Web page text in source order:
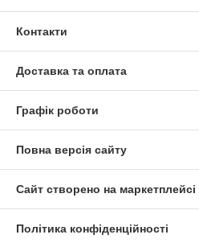
Контакти
Доставка та оплата
Графік роботи
Повна версія сайту
Сайт створено на маркетплейсі
Політика конфіденційності